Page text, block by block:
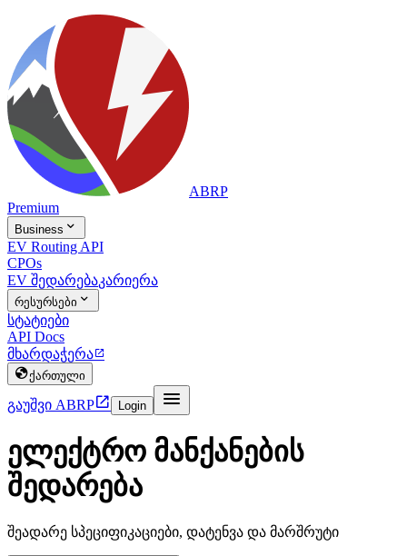
ABRP
Premium
Business 
EV Routing API
CPOs
EV შედარებაკარიერა
რესურსები 
სტატიები
API Docs
მხარდაჭერა
ქართული
გაუშვი ABRP Login 
ელექტრო მანქანების
შედარება
შეადარე სპეციფიკაციები, დატენვა და მარშრუტი